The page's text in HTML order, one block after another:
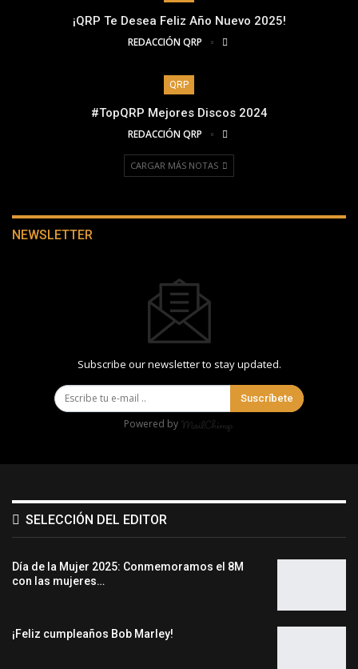
¡QRP Te Desea Feliz Año Nuevo 2025!
REDACCIÓN QRP
QRP
#TopQRP Mejores Discos 2024
REDACCIÓN QRP
CARGAR MÁS NOTAS
NEWSLETTER
Subscribe our newsletter to stay updated.
Suscríbete
Powered by
SELECCIÓN DEL EDITOR
Día de la Mujer 2025: Conmemoramos el 8M
con las mujeres…
¡Feliz cumpleaños Bob Marley!